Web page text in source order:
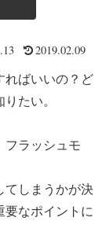
2019.02.09
ればいいの？ど
たい。
フラッシュモ
てしまうかが決
要なポイントに